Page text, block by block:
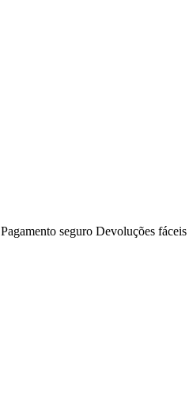
Pagamento seguro Devoluções fáceis